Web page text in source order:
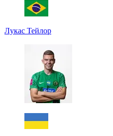
Лукас Тейлор